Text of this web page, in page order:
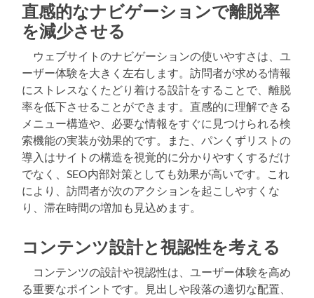
直感的なナビゲーションで離脱率
を減少させる
ウェブサイトのナビゲーションの使いやすさは、ユ
ーザー体験を大きく左右します。訪問者が求める情報
にストレスなくたどり着ける設計をすることで、離脱
率を低下させることができます。直感的に理解できる
メニュー構造や、必要な情報をすぐに見つけられる検
索機能の実装が効果的です。また、パンくずリストの
導入はサイトの構造を視覚的に分かりやすくするだけ
でなく、SEO内部対策としても効果が高いです。これ
により、訪問者が次のアクションを起こしやすくな
り、滞在時間の増加も見込めます。
コンテンツ設計と視認性を考える
コンテンツの設計や視認性は、ユーザー体験を高め
る重要なポイントです。見出しや段落の適切な配置、